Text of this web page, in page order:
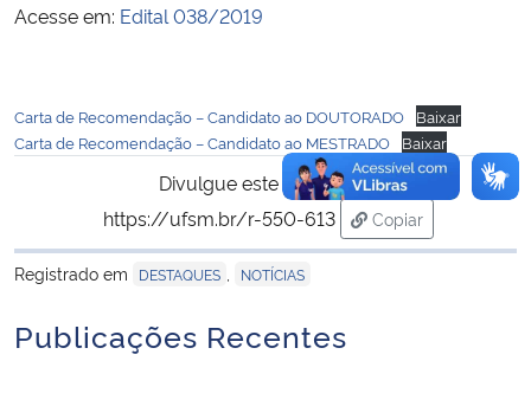
Acesse em: Edital 038/2019
Carta de Recomendação – Candidato ao DOUTORADO
Baixar
Carta de Recomendação – Candidato ao MESTRADO
Baixar
Divulgue este conteúdo:
https://ufsm.br/r-550-613
Copiar
para área de
Registrado em
DESTAQUES NOTÍCIAS
Publicações Recentes